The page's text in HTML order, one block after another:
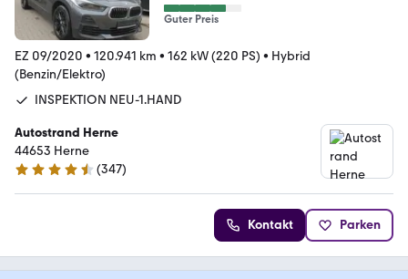
Guter Preis
EZ 09/2020 • 120.941 km • 162 kW (220 PS) • Hybrid
(Benzin/Elektro)
INSPEKTION NEU-1.HAND
Autostrand Herne
44653 Herne
4.5 Sterne
(347)
Kontakt Parken